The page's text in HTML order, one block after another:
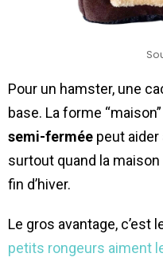
Pour un hamster, une
base. La forme
semi-fermée peut
surtout quand la
fin d’hiver.
Le gros avantage, c’est
petits rongeurs aiment